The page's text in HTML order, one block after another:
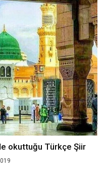
okuttuğu Türkçe Şiir